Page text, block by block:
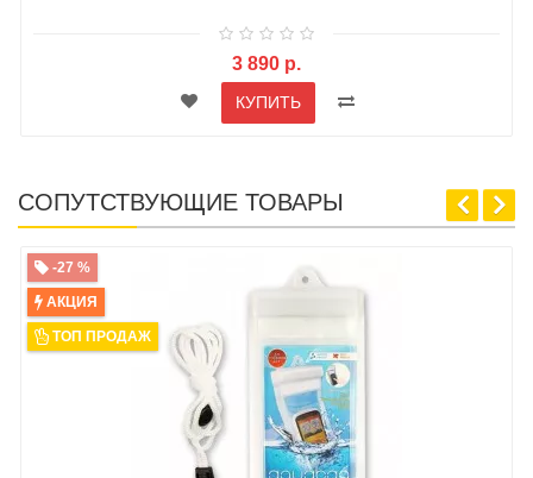
3 890 р.
КУПИТЬ
СОПУТСТВУЮЩИЕ ТОВАРЫ
-27 %
АКЦИЯ
ТОП ПРОДАЖ